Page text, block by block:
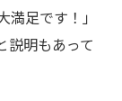
満足です！」
説明もあって